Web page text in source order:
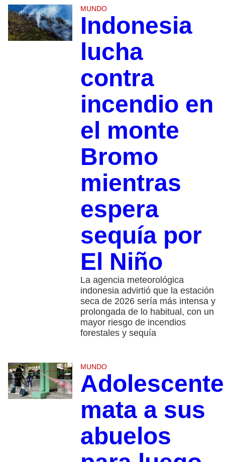
MUNDO
Indonesia
lucha
contra
incendio en
el monte
Bromo
mientras
espera
sequía por
El Niño
La agencia meteorológica
indonesia advirtió que la estación
seca de 2026 sería más intensa y
prolongada de lo habitual, con un
mayor riesgo de incendios
forestales y sequía
MUNDO
Adolescente
mata a sus
abuelos